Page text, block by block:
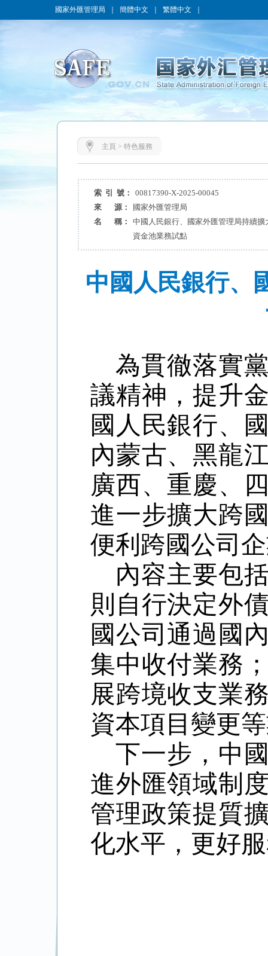
國家外匯管理局 簡體中文 繁體中文
主頁 > 特色服務
索 引 號：
00817390-X-2025-00045
來 源：
國家外匯管理局
名 稱：
中國人民銀行、國家外匯管理局持續
資金池業務試點
中國人民銀行、
為貫徹落實
議精神，提升
國人民銀行、
內蒙古、黑龍
廣西、重慶、
進一步擴大跨
便利跨國公司
內容主要包
則自行決定外
國公司通過國
集中收付業務
展跨境收支業
資本項目變更
下一步，中
進外匯領域制
管理政策提質
化水平，更好